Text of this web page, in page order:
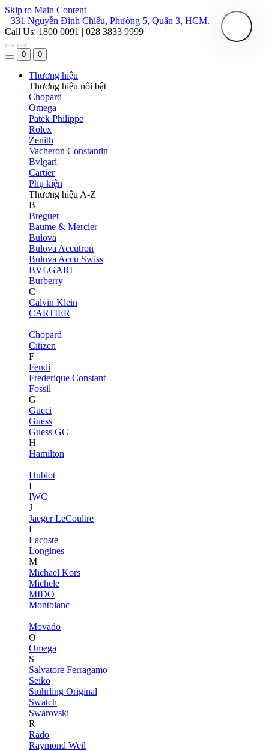
Skip to Main Content
331 Nguyễn Đình Chiểu, Phường 5, Quận 3, HCM.
Call Us: 1800 0091 | 028 3833 9999
0 0
Thương hiệu
Thương hiệu nổi bật
Chopard
Omega
Patek Philippe
Rolex
Zenith
Vacheron Constantin
Bvlgari
Cartier
Phụ kiện
Thương hiệu A-Z
B
Breguet
Baume & Mercier
Bulova
Bulova Accutron
Bulova Accu Swiss
BVLGARI
Burberry
C
Calvin Klein
CARTIER
Chopard
Citizen
F
Fendi
Frederique Constant
Fossil
G
Gucci
Guess
Guess GC
H
Hamilton
Hublot
I
IWC
J
Jaeger LeCoultre
L
Lacoste
Longines
M
Michael Kors
Michele
MIDO
Montblanc
Movado
O
Omega
S
Salvatore Ferragamo
Seiko
Stuhrling Original
Swatch
Swarovski
R
Rado
Raymond Weil